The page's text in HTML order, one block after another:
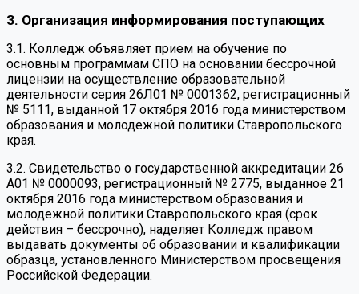
3. Организация информирования поступающих
3.1. Колледж объявляет прием на обучение по
основным программам СПО на основании бессрочной
лицензии на осуществление образовательной
деятельности серия 26Л01 № 0001362, регистрационный
№ 5111, выданной 17 октября 2016 года министерством
образования и молодежной политики Ставропольского
края.
3.2. Свидетельство о государственной аккредитации 26
А01 № 0000093, регистрационный № 2775, выданное 21
октября 2016 года министерством образования и
молодежной политики Ставропольского края (срок
действия – бессрочно), наделяет Колледж правом
выдавать документы об образовании и квалификации
образца, установленного Министерством просвещения
Российской Федерации.